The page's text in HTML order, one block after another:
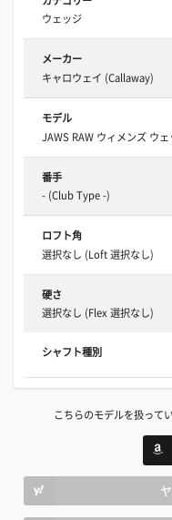
ウェッジ
メーカー
キャロウェイ (Callaway)
モデル
JAWS RAW ウィメンズ ウ
番手
- (Club Type -)
ロフト角
選択なし (Loft 選択なし)
硬さ
選択なし (Flex 選択なし)
シャフト種別
こちらのモデルを扱って